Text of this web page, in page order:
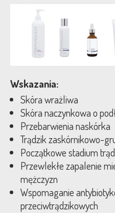
Wskazania:
Skóra wrażliwa
Skóra naczynkowa o
Przebarwienia naskórka
Trądzik zaskórnikowo-
Początkowe stadium
Przewlekłe zapalenie
mężczyzn
Wspomaganie
przeciwtrądzikowych